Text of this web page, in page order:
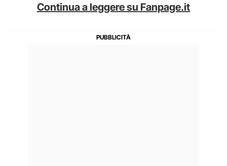
Continua a leggere su Fanpage.it